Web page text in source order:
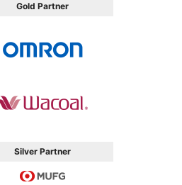
Gold Partner
Silver Partner